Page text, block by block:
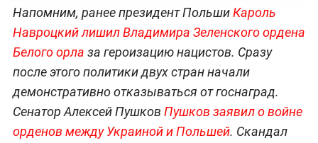
Напомним, ранее президент ПольшиКароль
Навроцкий лишил Владимира Зеленского ордена
Белого орла за героизацию нацистов. Сразу
после этого политики двух стран начали
демонстративно отказываться от госнаград.
Сенатор Алексей Пушков Пушков заявил о войне
орденов между Украиной и Польшей. Скандал